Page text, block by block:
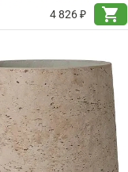
4 826 ₽
shopping_cart